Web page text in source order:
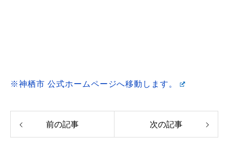
※神栖市 公式ホームページへ移動します。
前の記事 次の記事